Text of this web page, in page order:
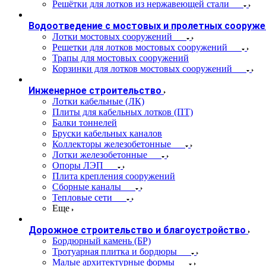
Решётки для лотков из нержавеющей стали
Водоотведение с мостовых и пролетных
Лотки мостовых сооружений
Решетки для лотков мостовых сооружений
Трапы для мостовых сооружений
Корзинки для лотков мостовых сооружений
Инженерное строительство
Лотки кабельные (ЛК)
Плиты для кабельных лотков (ПТ)
Балки тоннелей
Бруски кабельных каналов
Коллекторы железобетонные
Лотки железобетонные
Опоры ЛЭП
Плита крепления сооружений
Сборные каналы
Тепловые сети
Еще
Дорожное строительство и благоустройство
Бордюрный камень (БР)
Тротуарная плитка и бордюры
Малые архитектурные формы